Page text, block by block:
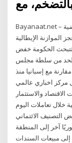
مع
Bayanaat.net – دفعت الضغوط الكبيرة التي سلتطتها المفوضية
الموازنة الإيطالية
الحكومة خفض
الحد من سلطة مجلس
مع إسبانيا منذ
مركز اخباري عالمي
والاستثمار
خلال تعاملات اليوم
التصنيف الائتماني
آخر إلى المنطقة
مبيعات السندات